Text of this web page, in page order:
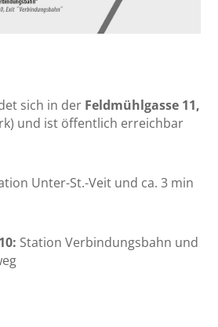
sich in der Feldmühlgasse 11,
und ist öffentlich erreichbar
Unter-St.-Veit und ca. 3 min
Station Verbindungsbahn und